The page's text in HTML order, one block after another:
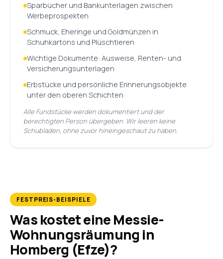
Sparbücher und Bankunterlagen zwischen
Werbeprospekten
Schmuck, Eheringe und Goldmünzen in
Schuhkartons und Plüschtieren
Wichtige Dokumente: Ausweise, Renten- und
Versicherungsunterlagen
Erbstücke und persönliche Erinnerungsobjekte
unter den oberen Schichten
Alle Fundstücke werden dokumentiert und der
berechtigten Person übergeben. Wir leeren keine
Schubladen, ohne zuvor hineingeschaut zu haben.
FESTPREIS-BEISPIELE
Was kostet eine Messie-
Wohnungsräumung in
Homberg (Efze)?